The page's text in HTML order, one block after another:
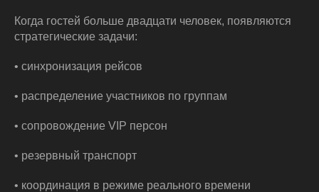
Когда гостей больше двадцати человек, появляются
стратегические задачи:
• синхронизация рейсов
• распределение участников по группам
• сопровождение VIP персон
• резервный транспорт
• координация в режиме реального времени